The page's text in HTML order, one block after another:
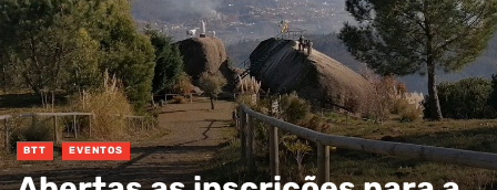
BTT EVENTOS